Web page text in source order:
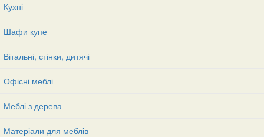
Кухні
Шафи купе
Вітальні, стінки, дитячі
Офісні меблі
Меблі з дерева
Матеріали для меблів